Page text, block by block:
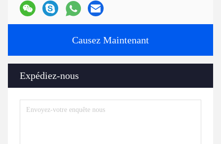
Causez Maintenant
Expédiez-nous